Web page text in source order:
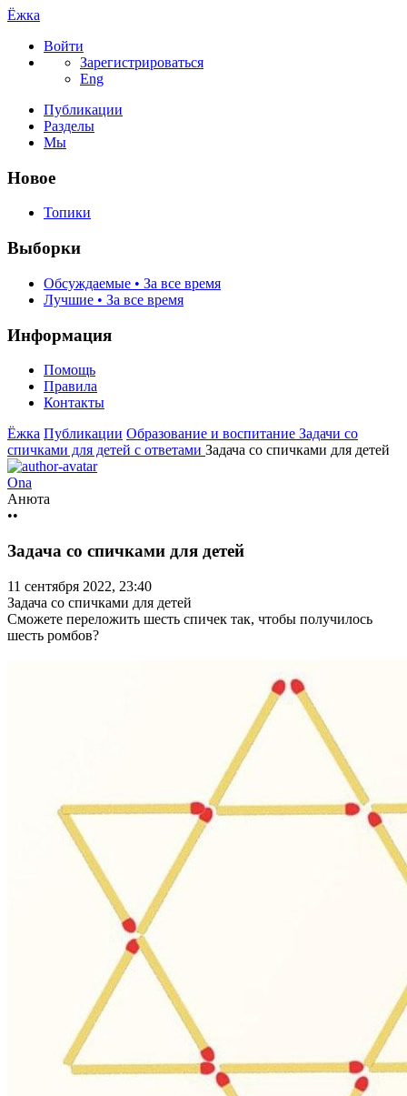
Ёжка
Войти
Зарегистрироваться
Eng
Публикации
Разделы
Мы
Новое
Топики
Выборки
Обсуждаемые • За все время
Лучшие • За все время
Информация
Помощь
Правила
Контакты
Ёжка Публикации Образование и воспитание Задачи со
спичками для детей с ответами Задача со спичками для детей
Ona
Анюта
••
Задача со спичками для детей
11 сентября 2022, 23:40
Задача со спичками для детей
Сможете переложить шесть спичек так, чтобы получилось
шесть ромбов?